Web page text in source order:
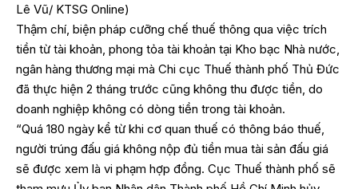
Lê Vũ/ KTSG Online)
Thậm chí, biện pháp cưỡng chế thuế thông qua việc trích
tiền từ tài khoản, phong tỏa tài khoản tại Kho bạc Nhà nước,
ngân hàng thương mại mà Chi cục Thuế thành phố Thủ Đức
đã thực hiện 2 tháng trước cũng không thu được tiền, do
doanh nghiệp không có dòng tiền trong tài khoản.
“Quá 180 ngày kể từ khi cơ quan thuế có thông báo thuế,
người trúng đấu giá không nộp đủ tiền mua tài sản đấu giá
sẽ được xem là vi phạm hợp đồng. Cục Thuế thành phố sẽ